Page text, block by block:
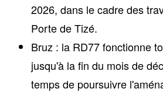
2026, dans le cadre des
Porte de Tizé.
Bruz : la RD77 fonctionne
jusqu'à la fin du mois de
temps de poursuivre